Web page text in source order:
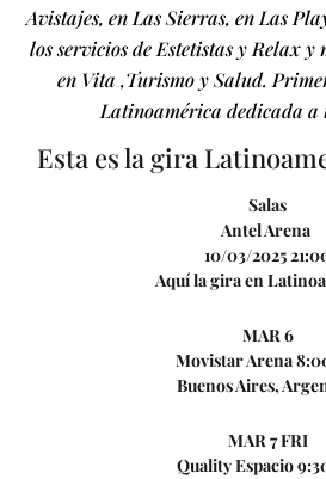
Avistajes, en Las Sierras, en Las
los servicios de Estetistas y Relax
en Vita ,Turismo y Salud.
Latinoamérica dedicada a
Esta es la gira
Salas
Antel Arena
10/03/2025
Aquí la gira en
MAR 6
Movistar Arena
Buenos Aires,
MAR 7 FRI
Quality Espacio